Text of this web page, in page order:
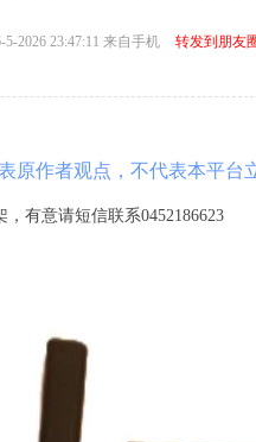
2026 23:47:11 来自手机 转发到朋友
原作者观点，不代表本平台
有意请短信联系0452186623